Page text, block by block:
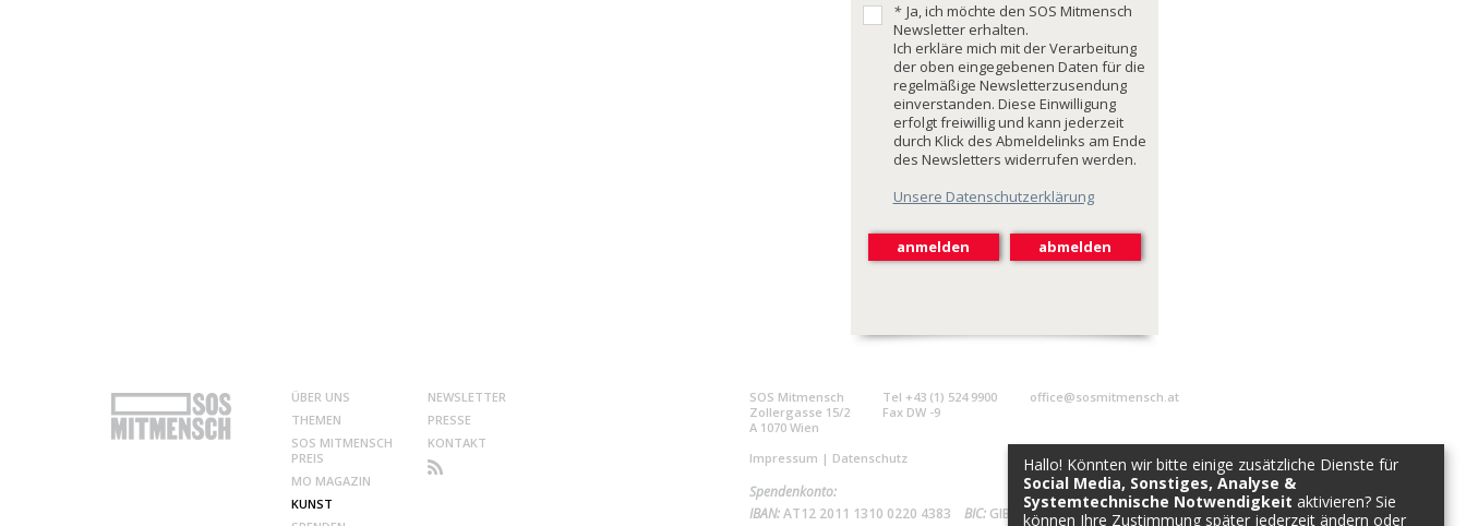
* Ja, ich möchte den SOS Mitmensch
Newsletter erhalten.
Ich erkläre mich mit der Verarbeitung
der oben eingegebenen Daten für die
regelmäßige Newsletterzusendung
einverstanden. Diese Einwilligung
erfolgt freiwillig und kann jederzeit
durch Klick des Abmeldelinks am Ende
des Newsletters widerrufen werden.
Unsere Datenschutzerklärung
ÜBER UNS
THEMEN
SOS MITMENSCH
PREIS
MO MAGAZIN
KUNST
NEWSLETTER
PRESSE
KONTAKT
SOS Mitmensch
Zollergasse 15/2
A 1070 Wien
Tel +43 (1) 524 9900
Fax DW -9
office@sosmitmensch.at
Impressum | Datenschutz
Spendenkonto:
IBAN:AT12 2011 1310 0220 4383 BIC: GIBAATWWXXX
Hallo! Könnten wir bitte einige zusätzliche Dienste für
Social Media, Sonstiges, Analyse &
Systemtechnische Notwendigkeit aktivieren? Sie
können Ihre Zustimmung später jederzeit ändern oder